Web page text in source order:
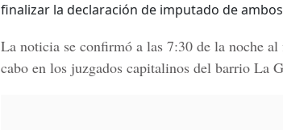
finalizar la declaración de imputado de
La noticia se confirmó a las 7:30 de la noche
cabo en los juzgados capitalinos del barrio La